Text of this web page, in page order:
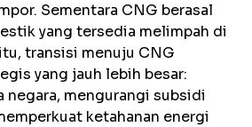
Sementara CNG berasal
yang tersedia melimpah di
transisi menuju CNG
yang jauh lebih besar:
negara, mengurangi subsidi
ketahanan energi